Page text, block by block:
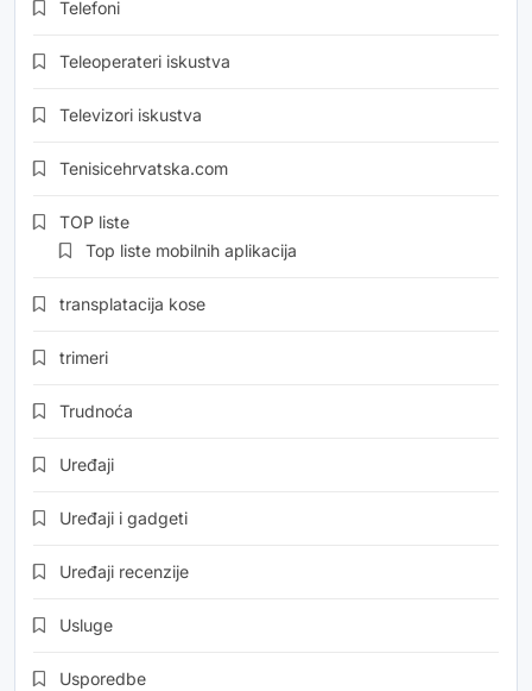
Telefoni
Teleoperateri iskustva
Televizori iskustva
Tenisicehrvatska.com
TOP liste
Top liste mobilnih aplikacija
transplatacija kose
trimeri
Trudnoća
Uređaji
Uređaji i gadgeti
Uređaji recenzije
Usluge
Usporedbe